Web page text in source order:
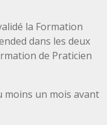
la Formation
dans les deux
de Praticien
moins un mois avant